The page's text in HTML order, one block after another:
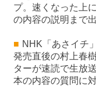
プ。速くなった上
の内容の説明まで
■ NHK「あさイチ」
発売直後の村上春
ターが速読で生放
本の内容の質問に